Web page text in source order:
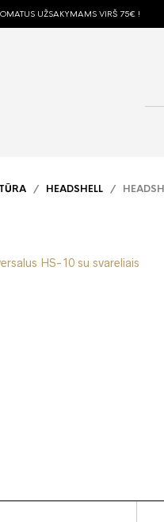
UŽSAKYMAMS VIRŠ 75€ !
/ HEADSHELL /